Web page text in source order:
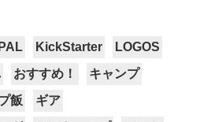
KickStarter
LOGOS
おすすめ！
キャンプ
飯
ギア